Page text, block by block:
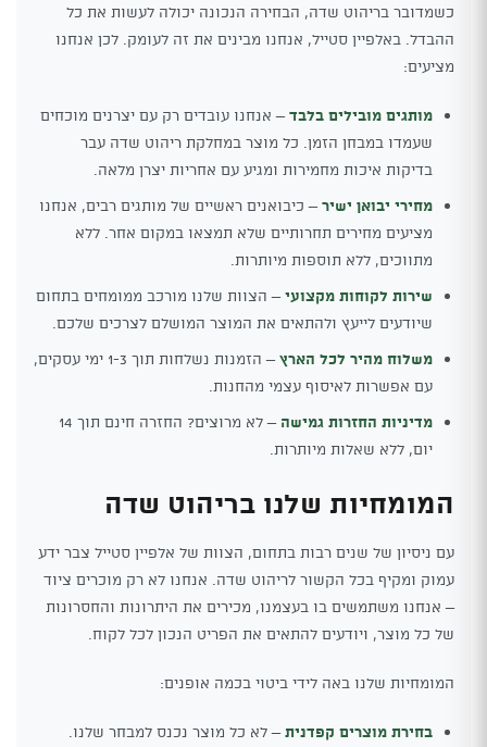
כשמדובר בריהוט שדה, הבחירה הנכונה יכולה לעשות את כל
ההבדל. באלפיין סטייל, אנחנו מבינים את זה לעומק. לכן אנחנו
מציעים:
מותגים מובילים בלבד– אנחנו עובדים רק עם יצרנים מוכחים
שעמדו במבחן הזמן. כל מוצר במחלקת ריהוט שדה עבר
בדיקות איכות מחמירות ומגיע עם אחריות יצרן מלאה.
מחירי יבואן ישיר– כיבואנים ראשיים של מותגים רבים, אנחנו
מציעים מחירים תחרותיים שלא תמצאו במקום אחר. ללא
מתווכים, ללא תוספות מיותרות.
שירות לקוחות מקצועי– הצוות שלנו מורכב ממומחים בתחום
שיודעים לייעץ ולהתאים את המוצר המושלם לצרכים שלכם.
משלוח מהיר לכל הארץ
– הזמנות נשלחות תוך 1-3 ימי עסקים,
עם אפשרות לאיסוף עצמי מהחנות.
מדיניות החזרות גמישה
– לא מרוצים? החזרה חינם תוך 14
יום, ללא שאלות מיותרות.
המומחיות שלנו בריהוט שדה
עם ניסיון של שנים רבות בתחום, הצוות של אלפיין סטייל צבר ידע
עמוק ומקיף בכל הקשור לריהוט שדה. אנחנו לא רק מוכרים ציוד
– אנחנו משתמשים בו בעצמנו, מכירים את היתרונות והחסרונות
של כל מוצר, ויודעים להתאים את הפריט הנכון לכל לקוח.
המומחיות שלנו באה לידי ביטוי בכמה אופנים:
בחירת מוצרים קפדנית– לא כל מוצר נכנס למבחר שלנו.